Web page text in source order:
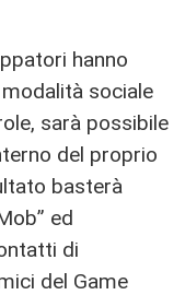
hanno
sociale
sarà possibile
del proprio
basterà
ed
di
del Game